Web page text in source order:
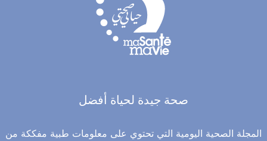
صحة جيدة لحياة أفضل
المجلة الصحية اليومية التي تحتوي على معلومات طبية مفككة من